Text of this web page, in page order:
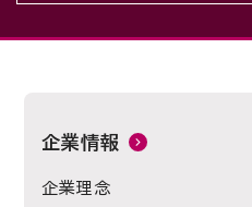
企業情報
企業理念